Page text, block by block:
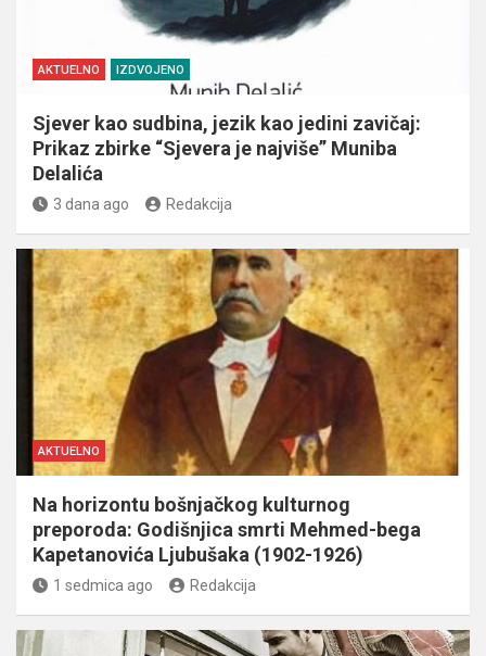
AKTUELNO IZDVOJENO
Sjever kao sudbina, jezik kao jedini zavičaj:
Prikaz zbirke “Sjevera je najviše” Muniba
Delalića
3 dana ago Redakcija
AKTUELNO
Na horizontu bošnjačkog kulturnog
preporoda: Godišnjica smrti Mehmed-bega
Kapetanovića Ljubušaka (1902-1926)
1 sedmica ago Redakcija